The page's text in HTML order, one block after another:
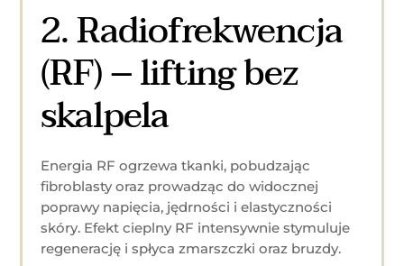
2. Radiofrekwencja
(RF) – lifting bez
skalpela
Energia RF ogrzewa tkanki, pobudzając
fibroblasty oraz prowadząc do widocznej
poprawy napięcia, jędrności i elastyczności
skóry. Efekt cieplny RF intensywnie stymuluje
regenerację i spłyca zmarszczki oraz bruzdy.